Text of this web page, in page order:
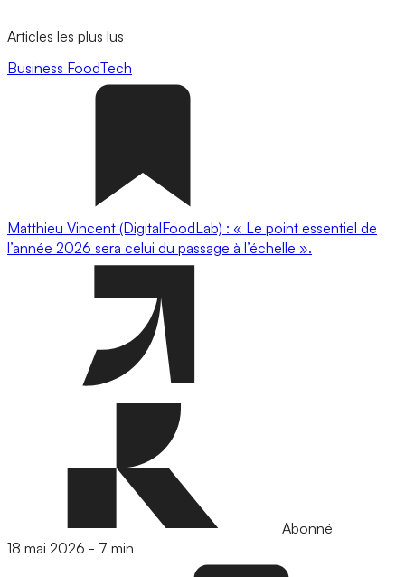
Articles les plus lus
Business FoodTech
Matthieu Vincent (DigitalFoodLab) : « Le point essentiel de
l’année 2026 sera celui du passage à l’échelle ».
Abonné
18 mai 2026 - 7 min